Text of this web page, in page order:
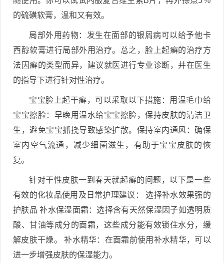
的硫磺软膏，温和又有效。
局部外用药物：发生在面部的银屑病可以给予他卡
西醇软膏进行局部外用治疗。总之，脸上起癣的治疗方
法因癣的类型而异，建议就医进行专业诊断，并在医生
的指导下进行针对性治疗。
宝宝脸上起干癣，可以采取以下措施：用温毛巾给
宝宝擦脸：早晚用温水给宝宝擦脸，保持皮肤的清洁卫
生，避免宝宝抓挠导致感染扩散。保持室内通风：确保
室内空气流通，减少细菌滋生，有助于宝宝皮肤的恢
复。
针对干性皮肤一到春天就起癣的问题，以下是一些
有效的化妆品使用及日常护理建议： 选择补水效果强的
护肤品 补水保湿面霜：选择含有天然保湿因子如透明质
酸、甘油等成分的面霜，这些成分能有效锁住水分，缓
解皮肤干燥。 补水精华：在面霜前使用补水精华，可以
进一步增强皮肤的保湿能力。